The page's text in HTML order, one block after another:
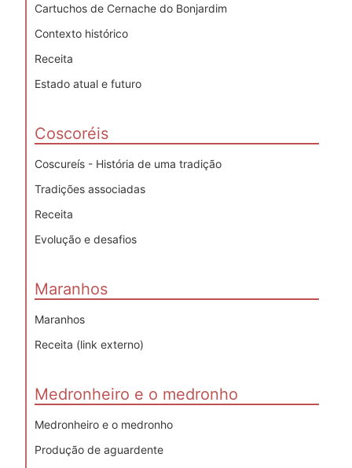
Cartuchos de Cernache do Bonjardim
Contexto histórico
Receita
Estado atual e futuro
Coscoréis
Coscureís - História de uma tradição
Tradições associadas
Receita
Evolução e desafios
Maranhos
Maranhos
Receita (link externo)
Medronheiro e o medronho
Medronheiro e o medronho
Produção de aguardente